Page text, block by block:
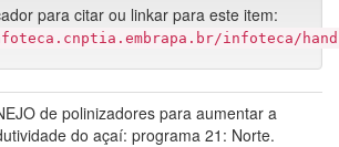
para citar ou linkar para este item:
infoteca/
de polinizadores para aumentar a
do açaí: programa 21: Norte.